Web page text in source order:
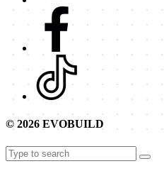
© 2026 EVOBUILD